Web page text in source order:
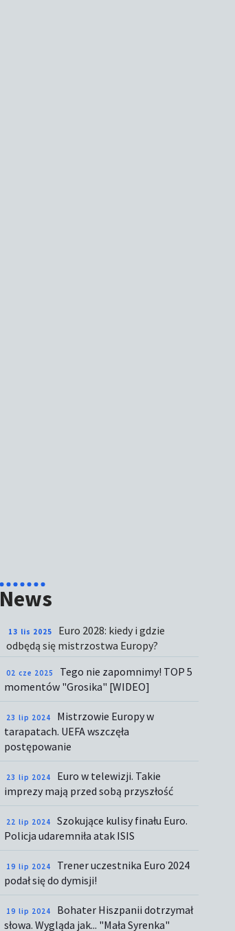
News
13 lis 2025
Euro 2028: kiedy i gdzie
odbędą się mistrzostwa Europy?
02 cze 2025
Tego nie zapomnimy! TOP 5
momentów "Grosika" [WIDEO]
23 lip 2024
Mistrzowie Europy w
tarapatach. UEFA wszczęła
postępowanie
23 lip 2024
Euro w telewizji. Takie
imprezy mają przed sobą przyszłość
22 lip 2024
Szokujące kulisy finału Euro.
Policja udaremniła atak ISIS
19 lip 2024
Trener uczestnika Euro 2024
podał się do dymisji!
19 lip 2024
Bohater Hiszpanii dotrzymał
słowa. Wygląda jak... "Mała Syrenka"